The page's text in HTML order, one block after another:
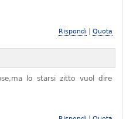
Rispondi Quota
lo starsi zitto vuol dire